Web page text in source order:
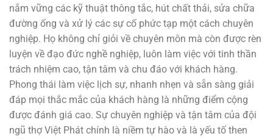
nắm vững các kỹ thuật thông tắc, hút chất thải, sửa chữa
đường ống và xử lý các sự cố phức tạp một cách chuyên
nghiệp. Họ không chỉ giỏi về chuyên môn mà còn được rèn
luyện về đạo đức nghề nghiệp, luôn làm việc với tinh thần
trách nhiệm cao, tận tâm và chu đáo với khách hàng.
Phong thái làm việc lịch sự, nhanh nhẹn và sẵn sàng giải
đáp mọi thắc mắc của khách hàng là những điểm cộng
được đánh giá cao. Sự chuyên nghiệp và tận tâm của đội
ngũ thợ Việt Phát chính là niềm tự hào và là yếu tố then